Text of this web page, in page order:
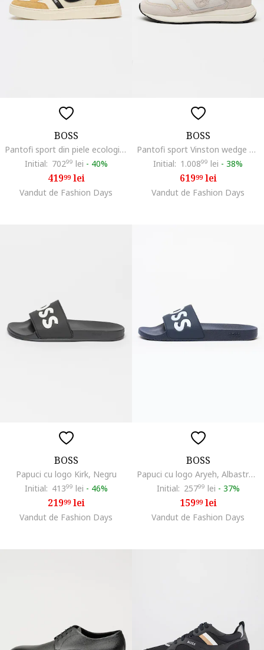
BOSS
Pantofi sport din piele ecologica cu garnituri din material textil Rhys, Negru/Crem
Initial: 70299 lei - 40%
41999lei
Vandut de Fashion Days
BOSS
Pantofi sport Vinston wedge din piele intoarsa si material textil, Alb/Gri
Initial: 1.00899 lei - 38%
61999lei
Vandut de Fashion Days
BOSS
Papuci cu logo Kirk, Negru
Initial: 41399 lei - 46%
21999lei
Vandut de Fashion Days
BOSS
Papuci cu logo Aryeh, Albastru inchis/Alb optic
Initial: 25799 lei - 37%
15999lei
Vandut de Fashion Days